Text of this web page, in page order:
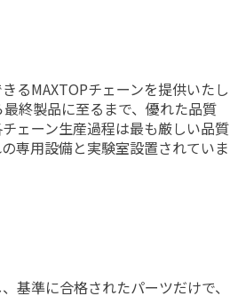
るMAXTOPチェーンを提供いたし
終製品に至るまで、優れた品質
ェーン生産過程は最も厳しい品質
専用設備と実験室設置されていま
基準に合格されたパーツだけで、